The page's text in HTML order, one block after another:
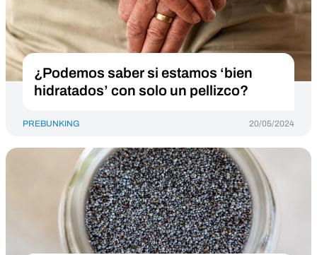
¿Podemos saber si estamos ‘bien
hidratados’ con solo un pellizco?
PREBUNKING 20/05/2024